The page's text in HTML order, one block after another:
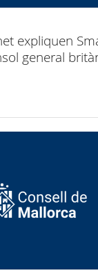
expliquen
general